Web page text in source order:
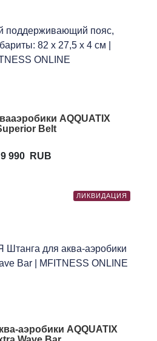
AQQUATIX
Belt
9 990 RUB
ЛИКВИДАЦИЯ
аэробики AQQUATIX